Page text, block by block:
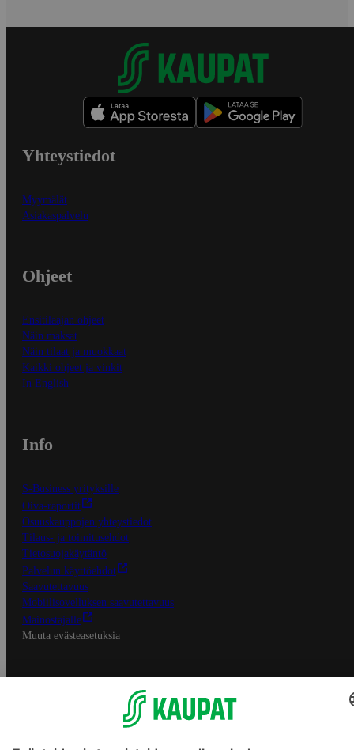
Yhteystiedot
Myymälät
Asiakaspalvelu
Ohjeet
Ensitilaajan ohjeet
Näin maksat
Näin tilaat ja muokkaat
Kaikki ohjeet ja vinkit
In English
Info
S-Business yrityksille
Oiva-raportit
Osuuskauppojen yhteystiedot
Tilaus- ja toimitusehdot
Tietosuojakäytäntö
Palvelun käyttöehdot
Saavutettavuus
Mobiilisovelluksen saavutettavuus
Mainostajalle
Muuta evästeasetuksia
S-ryhmän palvelut